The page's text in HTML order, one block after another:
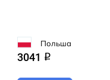
Польша
3041 q